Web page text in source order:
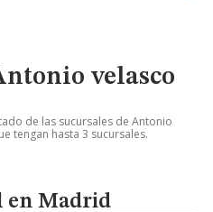
velasco
de las sucursales de Antonio
tengan hasta 3 sucursales.
en Madrid